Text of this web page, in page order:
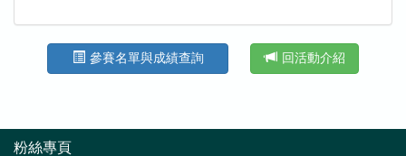
參賽名單與成績查詢 回活動介紹
粉絲專頁